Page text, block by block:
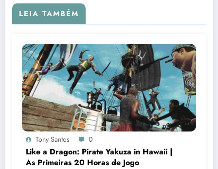
LEIA TAMBÉM
Tony Santos 0
Like a Dragon: Pirate Yakuza in Hawaii |
As Primeiras 20 Horas de Jogo